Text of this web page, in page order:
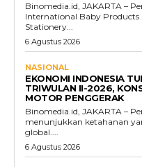
Binomedia.id, JAKARTA –
International Baby Products
Stationery...
6 Agustus 2026
NASIONAL
EKONOMI INDONESIA
TRIWULAN II-2026,
MOTOR PENGGERAK
Binomedia.id, JAKARTA –
menunjukkan ketahanan
global....
6 Agustus 2026